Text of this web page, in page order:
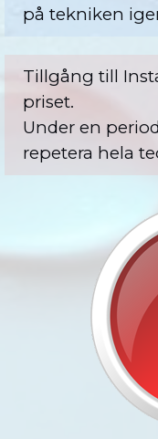
på tekniken
Tillgång till
priset.
Under en
repetera hela